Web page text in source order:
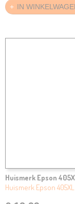
IN
Huismerk Epson
Huismerk Epson